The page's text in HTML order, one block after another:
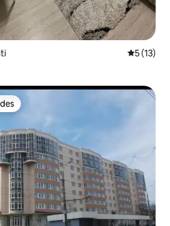
5 de uma
5 (13)